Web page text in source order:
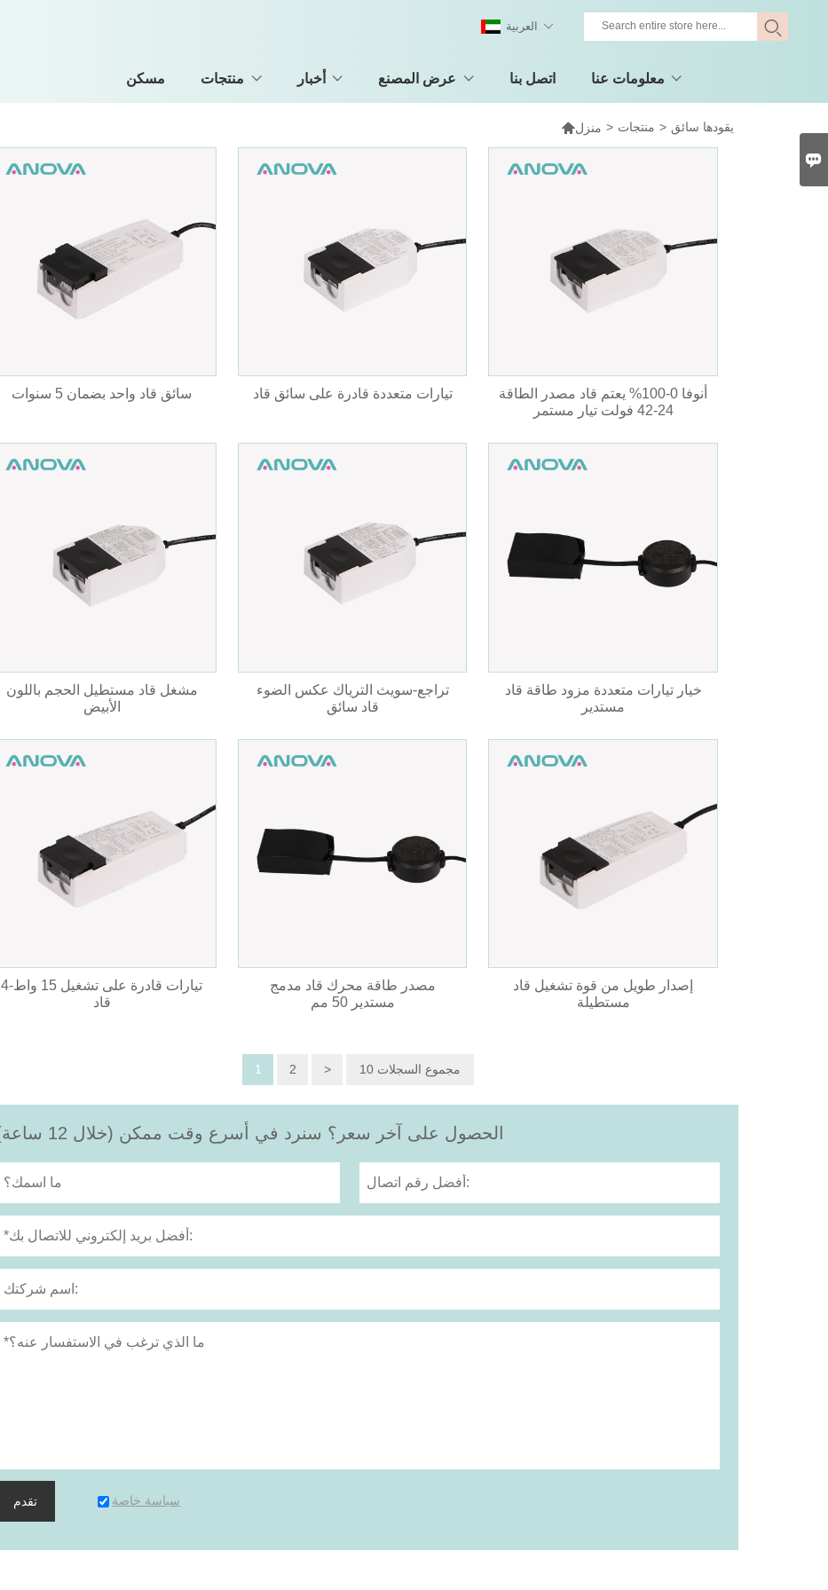
مسكن منتجات أخبار عرض المصنع اتصل بنا معلومات عنا
العربية
منزل > منتجات > يقودها سائق
سائق قاد واحد بضمان 5 سنوات تيارات متعددة قادرة على سائق قاد
أنوفا 0-100% يعتم قاد مصدر الطاقة
24-42 فولت تيار مستمر
مشغل قاد مستطيل الحجم باللون
الأبيض
تراجع-سويث الترياك عكس الضوء
قاد سائق
خيار تيارات متعددة مزود طاقة قاد
مستدير
4-تيارات قادرة على تشغيل 15 واط
قاد
مصدر طاقة محرك قاد مدمج
مستدير 50 ​​مم
إصدار طويل من قوة تشغيل قاد
مستطيلة
1 2 > 10 مجموع السجلات
الحصول على آخر سعر؟ سنرد في أسرع وقت ممكن (خلال 12 ساعة)
تقدم سياسة خاصة
